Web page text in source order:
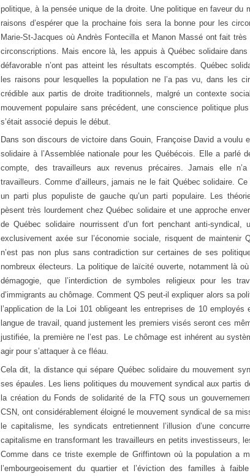
politique, à la pensée unique de la droite. Une politique en faveur du
raisons d’espérer que la prochaine fois sera la bonne pour les
Marie-St-Jacques où Andrès Fontecilla et Manon Massé ont fait très
circonscriptions. Mais encore là, les appuis à Québec solidaire
défavorable n’ont pas atteint les résultats escomptés. Québec
les raisons pour lesquelles la population ne l’a pas vu, dans les
crédible aux partis de droite traditionnels, malgré un contexte
mouvement populaire sans précédent, une conscience politique
s’était associé depuis le début.
Dans son discours de victoire dans Gouin, Françoise David a voulu
solidaire à l’Assemblée nationale pour les Québécois. Elle a parlé
compte, des travailleurs aux revenus précaires. Jamais elle
travailleurs. Comme d’ailleurs, jamais ne le fait Québec solidaire.
un parti plus populiste de gauche qu’un parti populaire. Les
pèsent très lourdement chez Québec solidaire et une approche
de Québec solidaire nourrissent d’un fort penchant anti-syndical,
exclusivement axée sur l’économie sociale, risquent de maintenir
n’est pas non plus sans contradiction sur certaines de ses
nombreux électeurs. La politique de laïcité ouverte, notamment là
démagogie, que l’interdiction de symboles religieux pour les
d’immigrants au chômage. Comment QS peut-il expliquer alors sa
l’application de la Loi 101 obligeant les entreprises de 10
langue de travail, quand justement les premiers visés seront ces
justifiée, la première ne l’est pas. Le chômage est inhérent au
agir pour s’attaquer à ce fléau.
Cela dit, la distance qui sépare Québec solidaire du mouvement
ses épaules. Les liens politiques du mouvement syndical aux partis
la création du Fonds de solidarité de la FTQ sous un
CSN, ont considérablement éloigné le mouvement syndical de sa
le capitalisme, les syndicats entretiennent l’illusion d’une
capitalisme en transformant les travailleurs en petits investisseurs,
Comme dans ce triste exemple de Griffintown où la population a
l’embourgeoisement du quartier et l’éviction des familles à